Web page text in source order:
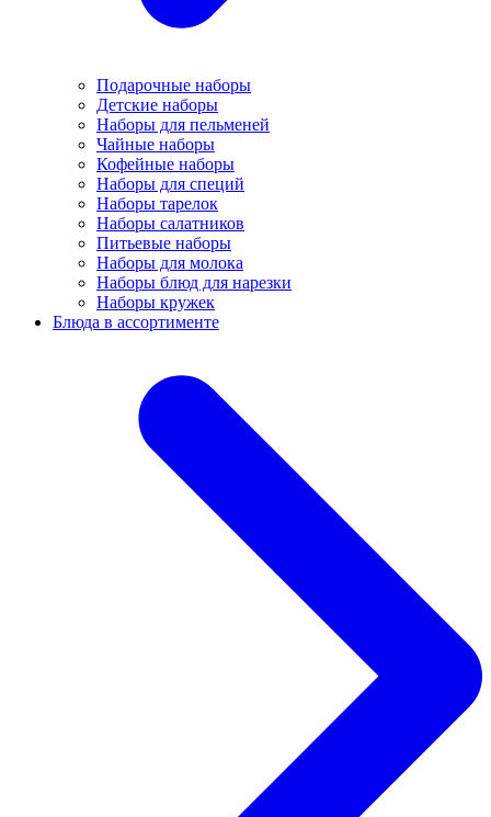
Подарочные наборы
Детские наборы
Наборы для пельменей
Чайные наборы
Кофейные наборы
Наборы для специй
Наборы тарелок
Наборы салатников
Питьевые наборы
Наборы для молока
Наборы блюд для нарезки
Наборы кружек
Блюда в ассортименте